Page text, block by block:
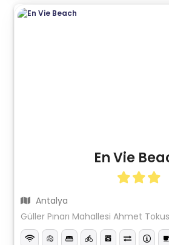
En Vie
Antalya
Güller Pınarı Mahallesi Ahmet